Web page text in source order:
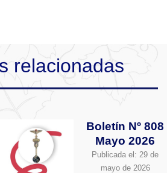
relacionadas
Boletín Nº 808
Mayo 2026
Publicada el: 29 de
mayo de 2026